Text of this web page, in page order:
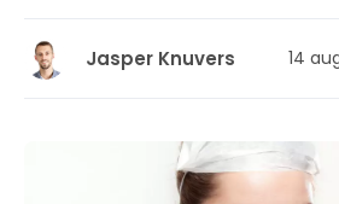
Jasper Knuvers 14